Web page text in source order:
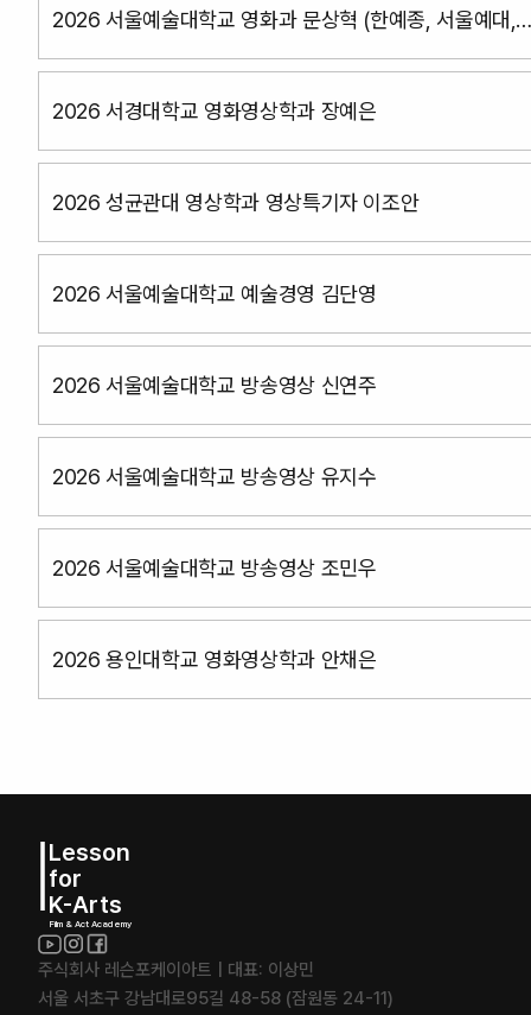
2026 서울예술대학교 영화과 문상혁 (한예종, 서울예대,
2026 서경대학교 영화영상학과 장예은
2026 성균관대 영상학과 영상특기자 이조안
2026 서울예술대학교 예술경영 김단영
2026 서울예술대학교 방송영상 신연주
2026 서울예술대학교 방송영상 유지수
2026 서울예술대학교 방송영상 조민우
2026 용인대학교 영화영상학과 안채은
Lesson
for
K-Arts
Film & Act Academy
주식회사 레슨포케이아트 | 대표: 이상민
서울 서초구 강남대로95길 48-58 (잠원동 24-11)